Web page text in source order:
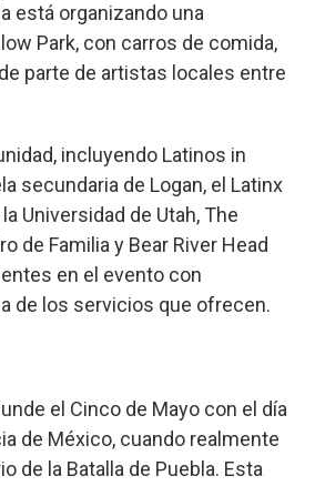
está organizando una
Park, con carros de comida,
parte de artistas locales entre
incluyendo Latinos in
secundaria de Logan, el Latinx
Universidad de Utah, The
de Familia y Bear River Head
en el evento con
de los servicios que ofrecen.
el Cinco de Mayo con el día
de México, cuando realmente
de la Batalla de Puebla. Esta